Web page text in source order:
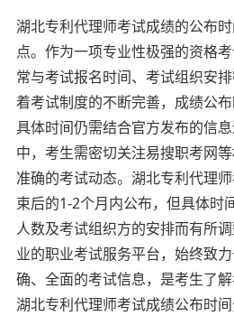
湖北专利代理师考试成绩的公布
点。作为一项专业性极强的资格
常与考试报名时间、考试组织安
着考试制度的不断完善，成绩公
具体时间仍需结合官方发布的信
中，考生需密切关注易搜职考网
准确的考试动态。湖北专利代理
束后的1-2个月内公布，但具体时
人数及考试组织方的安排而有所
业的职业考试服务平台，始终致
确、全面的考试信息，是考生了解
湖北专利代理师考试成绩公布时